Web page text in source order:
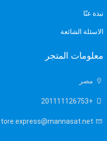
نبذة عنّا
الاسئلة الشائعة
معلومات المتجر
مصر
+201111126753
Cookies & Privacy
so so. Suppose
occasional too
More information